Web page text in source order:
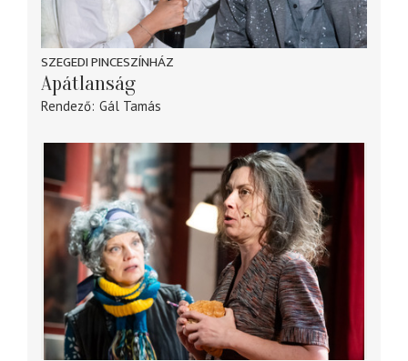
SZEGEDI PINCESZÍNHÁZ
Apátlanság
Rendező Gál Tamás